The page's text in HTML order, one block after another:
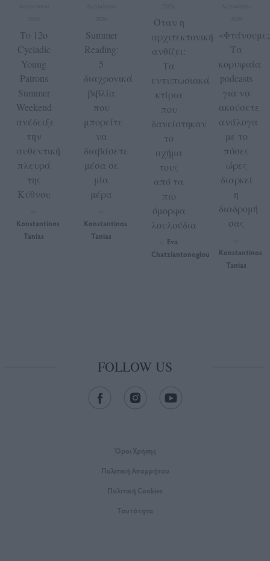
Το 12ο
Cycladic
Young
Patrons
Summer
Weekend
ανέδειξε
την
αυθεντική
πλευρά
της
Κύθνου
Konstantinos
Tanias
Summer
Reading:
5
διαχρονικά
βιβλία
που
μπορείτε
να
διαβάσετε
μέσα σε
μία
μέρα
Konstantinos
Tanias
Όταν η
αρχιτεκτονική
ανθίζει:
Τα
εντυπωσιακά
κτίρια
που
δανείστηκαν
το
σχήμα
τους
από τα
πιο
όμορφα
λουλούδια
Eva
Chatziantonoglou
Τα
κορυφαία
podcasts
για να
ακούσετε
ανάλογα
με το
πόσες
ώρες
διαρκεί
η
διαδρομή
σας
Konstantinos
Tanias
FOLLOW US
Όροι Xρήσης
Πολιτική Απορρήτου
Πολιτική Cookies
Ταυτότητα